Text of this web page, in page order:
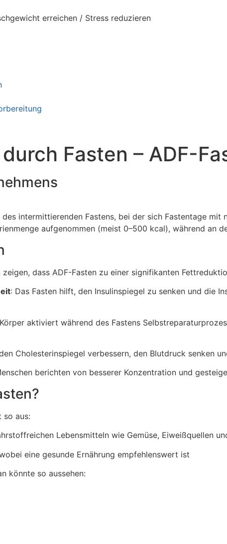
erreichen / Stress reduzieren
Fasten – ADF-
intermittierenden Fastens, bei der sich Fastentage
aufgenommen (meist 0–500 kcal), während an
zeigen, dass ADF-Fasten zu einer signifikanten
: Das Fasten hilft, den Insulinspiegel zu senken und die
aktiviert während des Fastens
Cholesterinspiegel verbessern, den Blutdruck senken
berichten von besserer Konzentration und
so aus:
Lebensmitteln wie Gemüse, Eiweißquellen
eine gesunde Ernährung empfehlenswert ist
könnte so aussehen: